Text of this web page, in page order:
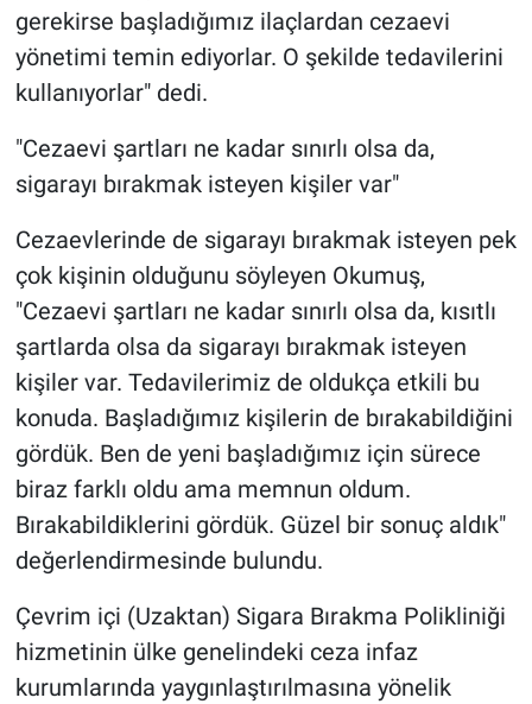
gerekirse başladığımız ilaçlardan cezaevi
yönetimi temin ediyorlar. O şekilde tedavilerini
kullanıyorlar" dedi.
"Cezaevi şartları ne kadar sınırlı olsa da,
sigarayı bırakmak isteyen kişiler var"
Cezaevlerinde de sigarayı bırakmak isteyen pek
çok kişinin olduğunu söyleyen Okumuş,
"Cezaevi şartları ne kadar sınırlı olsa da, kısıtlı
şartlarda olsa da sigarayı bırakmak isteyen
kişiler var. Tedavilerimiz de oldukça etkili bu
konuda. Başladığımız kişilerin de bırakabildiğini
gördük. Ben de yeni başladığımız için sürece
biraz farklı oldu ama memnun oldum.
Bırakabildiklerini gördük. Güzel bir sonuç aldık"
değerlendirmesinde bulundu.
Çevrim içi (Uzaktan) Sigara Bırakma Polikliniği
hizmetinin ülke genelindeki ceza infaz
kurumlarında yaygınlaştırılmasına yönelik